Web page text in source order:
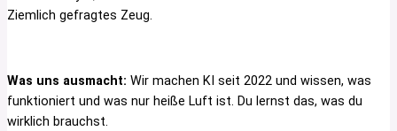
Ziemlich gefragtes Zeug.
Was uns ausmacht: Wir machen KI seit 2022 und wissen, was
funktioniert und was nur heiße Luft ist. Du lernst das, was du
wirklich brauchst.